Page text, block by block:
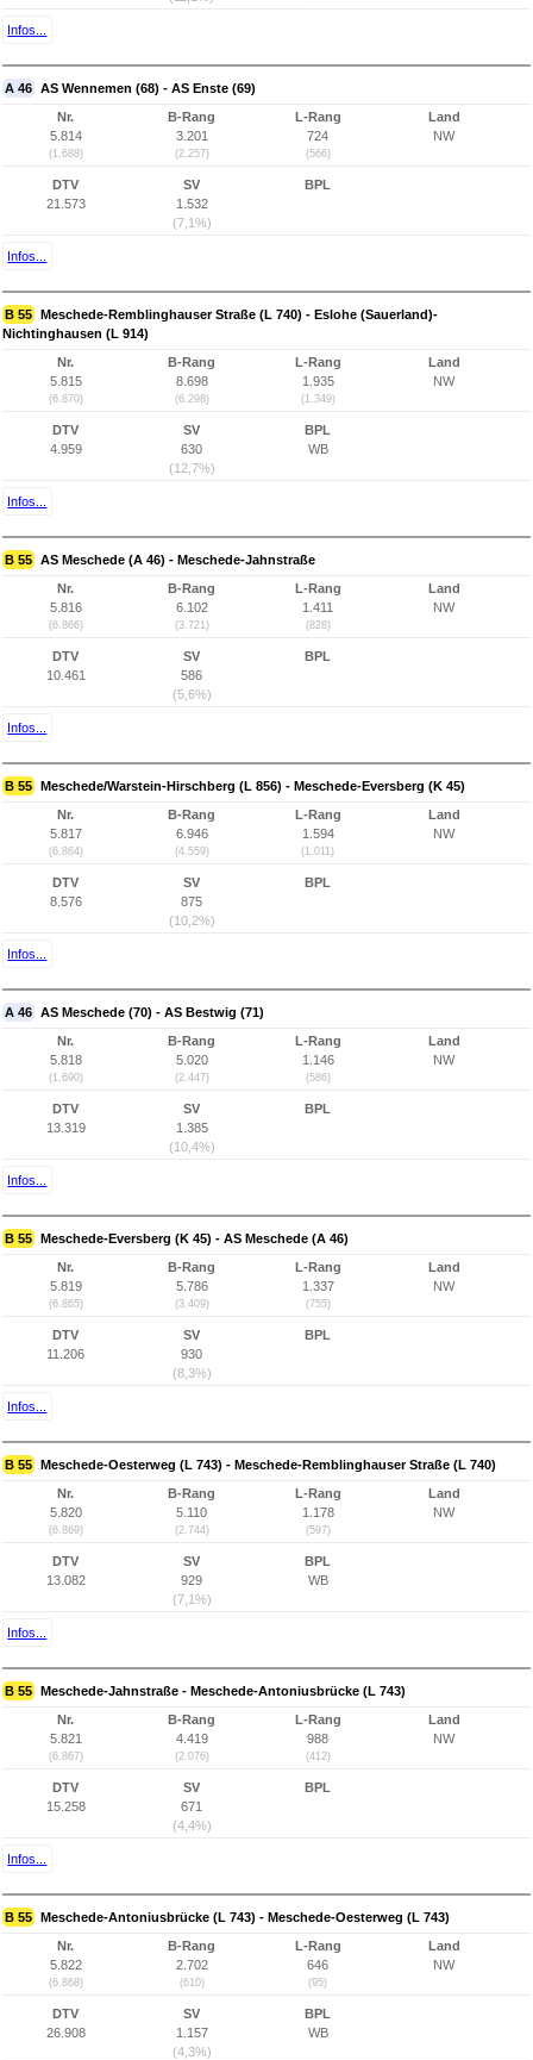
Infos...
A 46 AS Wennemen (68) - AS Enste (69)
Nr.
5.814
(1.688)
B-Rang
3.201
(2.257)
L-Rang
724
(566)
Land
NW
DTV
21.573
SV
1.532
(7,1%)
BPL
Infos...
B 55 Meschede-Remblinghauser Straße (L 740) - Eslohe (Sauerland)-
Nichtinghausen (L 914)
Nr.
5.815
(6.870)
B-Rang
8.698
(6.298)
L-Rang
1.935
(1.349)
Land
NW
DTV
4.959
SV
630
(12,7%)
BPL
WB
Infos...
B 55 AS Meschede (A 46) - Meschede-Jahnstraße
Nr.
5.816
(6.866)
B-Rang
6.102
(3.721)
L-Rang
1.411
(828)
Land
NW
DTV
10.461
SV
586
(5,6%)
BPL
Infos...
B 55 Meschede/Warstein-Hirschberg (L 856) - Meschede-Eversberg (K 45)
Nr.
5.817
(6.864)
B-Rang
6.946
(4.559)
L-Rang
1.594
(1.011)
Land
NW
DTV
8.576
SV
875
(10,2%)
BPL
Infos...
A 46 AS Meschede (70) - AS Bestwig (71)
Nr.
5.818
(1.690)
B-Rang
5.020
(2.447)
L-Rang
1.146
(586)
Land
NW
DTV
13.319
SV
1.385
(10,4%)
BPL
Infos...
B 55 Meschede-Eversberg (K 45) - AS Meschede (A 46)
Nr.
5.819
(6.865)
B-Rang
5.786
(3.409)
L-Rang
1.337
(755)
Land
NW
DTV
11.206
SV
930
(8,3%)
BPL
Infos...
B 55 Meschede-Oesterweg (L 743) - Meschede-Remblinghauser Straße (L 740)
Nr.
5.820
(6.869)
B-Rang
5.110
(2.744)
L-Rang
1.178
(597)
Land
NW
DTV
13.082
SV
929
(7,1%)
BPL
WB
Infos...
B 55 Meschede-Jahnstraße - Meschede-Antoniusbrücke (L 743)
Nr.
5.821
(6.867)
B-Rang
4.419
(2.076)
L-Rang
988
(412)
Land
NW
DTV
15.258
SV
671
(4,4%)
BPL
Infos...
B 55 Meschede-Antoniusbrücke (L 743) - Meschede-Oesterweg (L 743)
Nr.
5.822
(6.868)
B-Rang
2.702
(610)
L-Rang
646
(95)
Land
NW
DTV
26.908
SV
1.157
(4,3%)
BPL
WB